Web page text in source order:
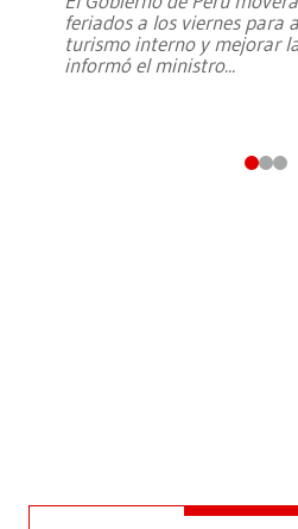
feriados a los viernes para
turismo interno y mejorar
informó el ministro...